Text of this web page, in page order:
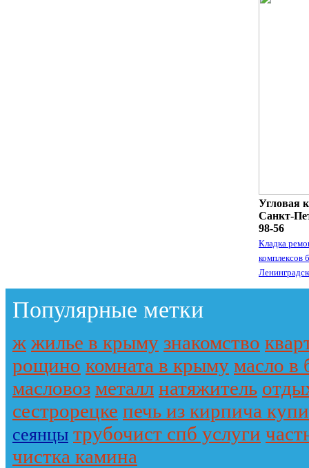
Угловая
Санкт-
98-56
Кладка
комплексов
Популярные метки
ж жилье в крыму знакомство
рощино комната в крыму масло в
масловоз металл натяжитель
сестрорецке печь из кирпича
сеянцы трубочист спб услуги
чистка камина